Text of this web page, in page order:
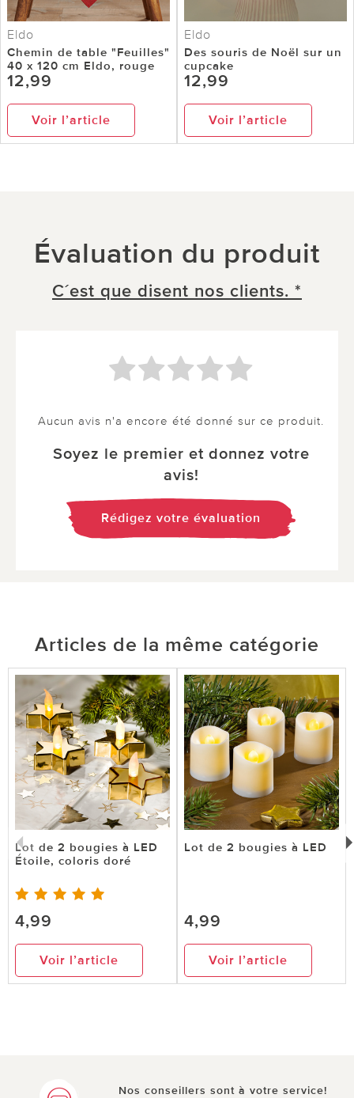
Eldo
Chemin de table "Feuilles"
40 x 120 cm Eldo, rouge
12,99
Voir l’article
Eldo
Des souris de Noël sur un
cupcake
12,99
Voir l’article
Évaluation du produit
C´est que disent nos clients. *
Aucun avis n'a encore été donné sur ce produit.
Soyez le premier et donnez votre
avis!
Rédigez votre évaluation
Articles de la même catégorie
Lot de 2 bougies à LED
Étoile, coloris doré
4,99
Voir l’article
Lot de 2 bougies à LED
4,99
Voir l’article
Nos conseillers sont à votre service!